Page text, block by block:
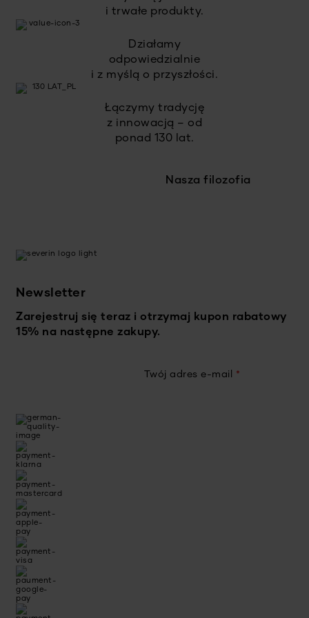
i trwałe produkty.
Działamy
odpowiedzialnie
i z myślą o przyszłości.
Łączymy tradycję
z innowacją – od
ponad 130 lat.
Nasza filozofia
Newsletter
Zarejestruj się teraz i otrzymaj kupon rabatowy
15% na następne zakupy.
Twój adres e-mail *